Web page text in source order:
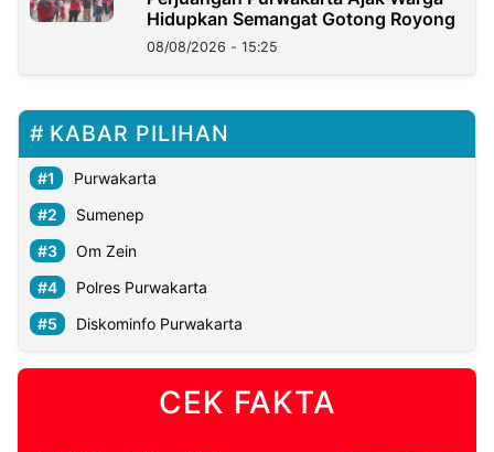
Hidupkan Semangat Gotong Royong
08/08/2026 - 15:25
KABAR PILIHAN
Purwakarta
Sumenep
Om Zein
Polres Purwakarta
Diskominfo Purwakarta
CEK FAKTA